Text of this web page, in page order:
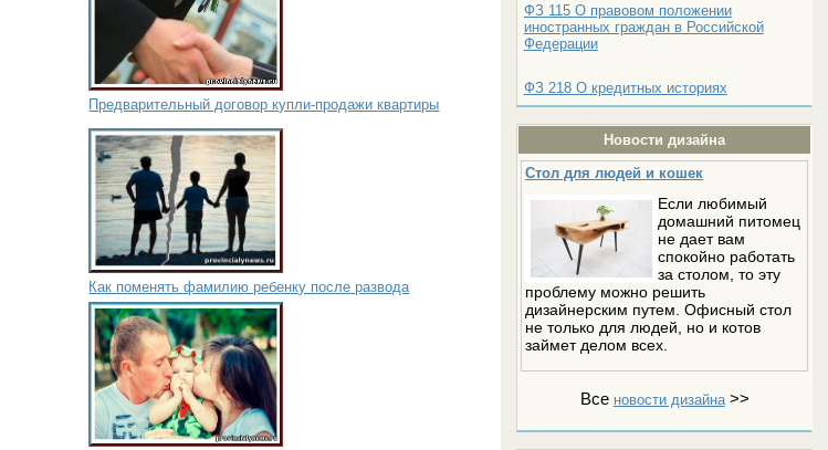
ФЗ 115 О правовом положении
иностранных граждан в Российской
Федерации
ФЗ 218 О кредитных историях
Новости дизайна
Стол для людей и кошек
Если любимый
домашний питомец
не дает вам
спокойно работать
за столом, то эту
проблему можно решить
дизайнерским путем. Офисный стол
не только для людей, но и котов
займет делом всех.
Все новости дизайна>>
Предварительный договор купли-продажи квартиры
Как поменять фамилию ребенку после развода